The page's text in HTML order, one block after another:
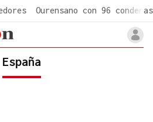
Ourensano con 96 condenas
España